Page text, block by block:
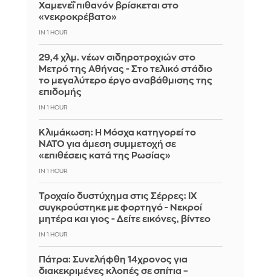
Χαμενεΐ πιθανόν βρίσκεται στο
«νεκροκρέβατο»
IN 1 HOUR
29,4 χλμ. νέων σιδηροτροχιών στο
Μετρό της Αθήνας - Στο τελικό στάδιο
το μεγαλύτερο έργο αναβάθμισης της
επιδομής
IN 1 HOUR
Κλιμάκωση: Η Μόσχα κατηγορεί το
ΝΑΤΟ για άμεση συμμετοχή σε
«επιθέσεις κατά της Ρωσίας»
IN 1 HOUR
Τροχαίο δυστύχημα στις Σέρρες: ΙΧ
συγκρούστηκε με φορτηγό - Νεκροί
μητέρα και γιος - Δείτε εικόνες, βίντεο
IN 1 HOUR
Πάτρα: Συνελήφθη 14χρονος για
διακεκριμένες κλοπές σε σπίτια –